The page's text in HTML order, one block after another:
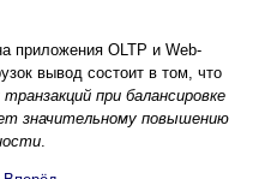
приложения OLTP и Web-
вывод состоит в том, что
при балансировке
значительному повышению
.